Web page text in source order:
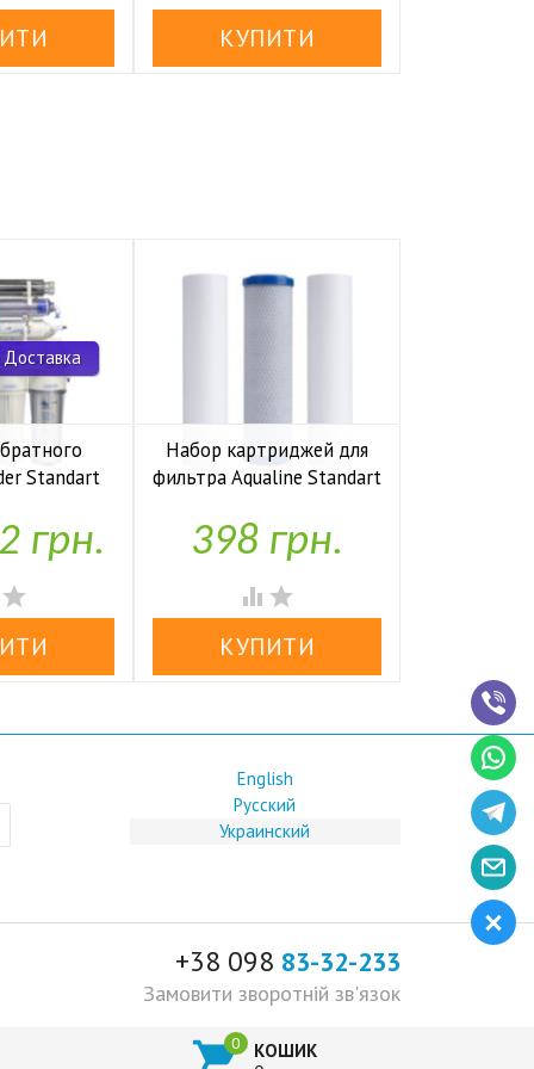
Standart
грн.

Набор картриджей для
фильтра Aqualine Standart
 У наявності
398 грн.
 
English
Русский
Украинский
+38 098 83-32-233
Замовити зворотній зв'язок
КОШИК